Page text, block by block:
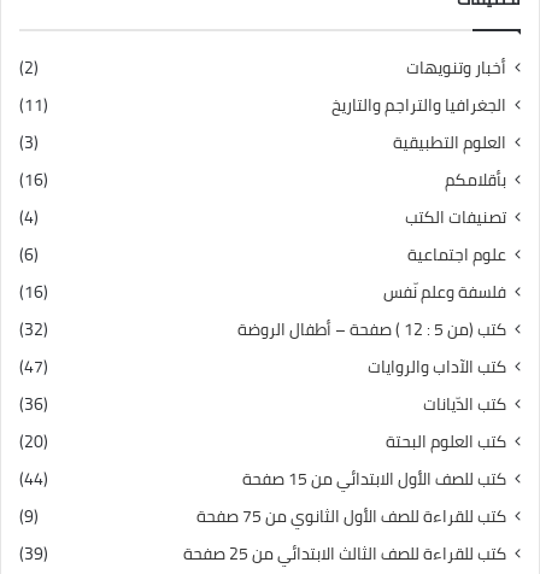
أخبار وتنويهات
(2)
الجغرافيا والتراجم والتاريخ
(11)
العلوم التطبيقية
(3)
بأقلامكم
(16)
تصنيفات الكتب
(4)
علوم اجتماعية
(6)
فلسفة وعلم نّفس
(16)
كتب (من 5 : 12 ) صفحة – أطفال الروضة
(32)
كتب الآداب والروايات
(47)
كتب الدّيانات
(36)
كتب العلوم البحتة
(20)
كتب للصف الأول الابتدائي من 15 صفحة
(44)
كتب للقراءة للصف الأول الثانوي من 75 صفحة
(9)
كتب للقراءة للصف الثالث الابتدائي من 25 صفحة
(39)